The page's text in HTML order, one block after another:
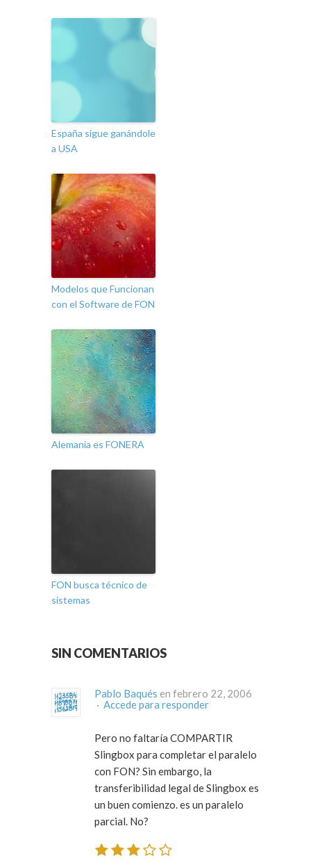
España sigue ganándole
a USA
Modelos que Funcionan
con el Software de FON
Alemania es FONERA
FON busca técnico de
sistemas
SIN COMENTARIOS
Pablo Baqués en febrero 22, 2006
· Accede para responder
Pero no faltaría COMPARTIR
Slingbox para completar el paralelo
con FON? Sin embargo, la
transferibilidad legal de Slingbox es
un buen comienzo. es un paralelo
parcial. No?